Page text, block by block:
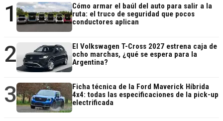
1
Cómo armar el baúl del auto para salir a la
ruta: el truco de seguridad que pocos
conductores aplican
2
El Volkswagen T-Cross 2027 estrena caja de
ocho marchas, ¿qué se espera para la
Argentina?
3
Ficha técnica de la Ford Maverick Híbrida
4x4: todas las especificaciones de la pick-up
electrificada